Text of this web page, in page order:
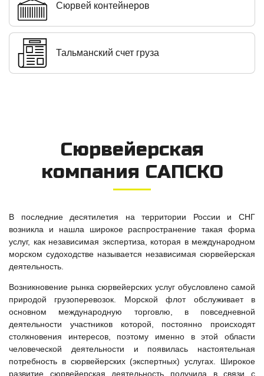
Сюрвей контейнеров
Тальманский счет груза
Сюрвейерская
компания САПСКО
В последние десятилетия на территории России и СНГ
возникла и нашла широкое распространение такая форма
услуг, как независимая экспертиза, которая в международном
морском судоходстве называется независимая сюрвейерская
деятельность.
Возникновение рынка сюрвейерских услуг обусловлено самой
природой грузоперевозок. Морской флот обслуживает в
основном международную торговлю, в повседневной
деятельности участников которой, постоянно происходят
столкновения интересов, поэтому именно в этой области
человеческой деятельности и появилась настоятельная
потребность в сюрвейерских (экспертных) услугах. Широкое
развитие сюрвейерская деятельность получила в связи с